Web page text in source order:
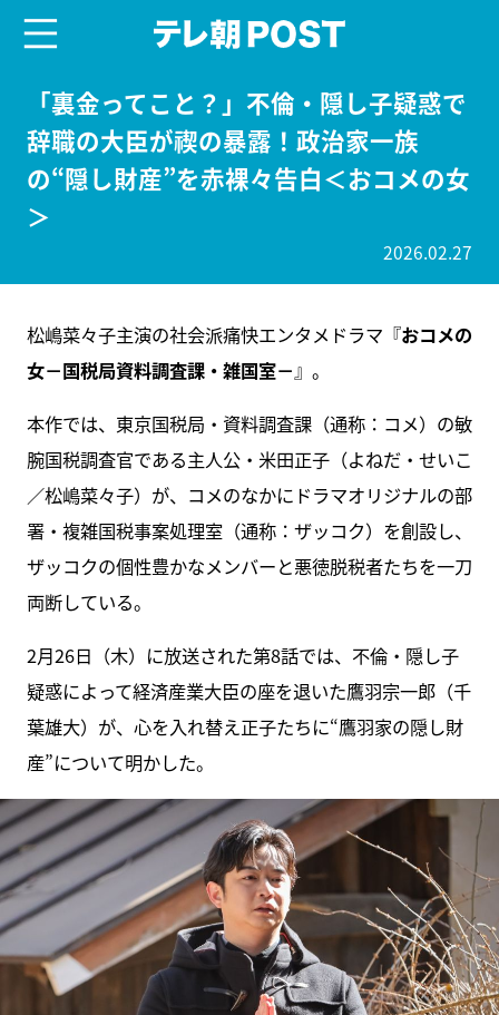
「裏金ってこと？」不倫・隠し子疑惑で
辞職の大臣が禊の暴露！政治家一族
の“隠し財産”を赤裸々告白＜おコメの女
＞
2026.02.27
松嶋菜々子主演の社会派痛快エンタメドラマ『おコメの
女－国税局資料調査課・雑国室－ 』。
本作では、東京国税局・資料調査課（通称：コメ）の敏
腕国税調査官である主人公・米田正子（よねだ・せいこ
／松嶋菜々子）が、コメのなかにドラマオリジナルの部
署・複雑国税事案処理室（通称：ザッコク）を創設し、
ザッコクの個性豊かなメンバーと悪徳脱税者たちを一刀
両断している。
2月26日（木）に放送された第8話では、不倫・隠し子
疑惑によって経済産業大臣の座を退いた鷹羽宗一郎（千
葉雄大）が、心を入れ替え正子たちに“鷹羽家の隠し財
産”について明かした。